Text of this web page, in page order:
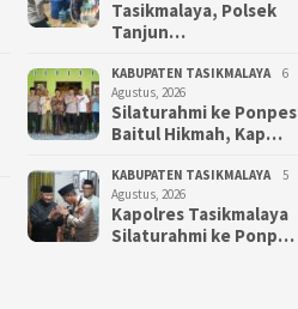
Tasikmalaya, Polsek
Tanjun…
KABUPATEN TASIKMALAYA
6
Agustus, 2026
Silaturahmi ke Ponpes
Baitul Hikmah, Kap…
KABUPATEN TASIKMALAYA
5
Agustus, 2026
Kapolres Tasikmalaya
Silaturahmi ke Ponp…